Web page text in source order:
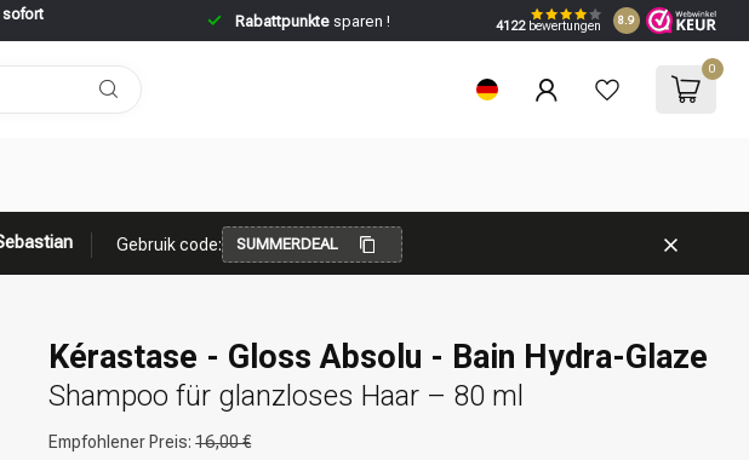
sofort
Rabattpunktesparen ! 4122bewertungen 8.9
0
Gebruik code: SUMMERDEAL
Kérastase - Gloss Absolu - Bain Hydra-Glaze
Shampoo für glanzloses Haar – 80 ml
Empfohlener Preis:16,00 €